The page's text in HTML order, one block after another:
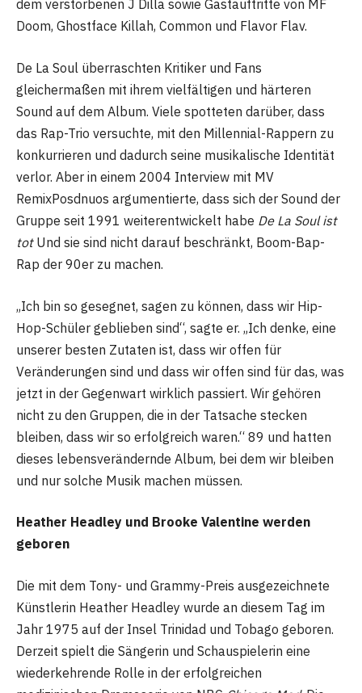
dem verstorbenen J Dilla sowie Gastauftritte von MF
Doom, Ghostface Killah, Common und Flavor Flav.
De La Soul überraschten Kritiker und Fans
gleichermaßen mit ihrem vielfältigen und härteren
Sound auf dem Album. Viele spotteten darüber, dass
das Rap-Trio versuchte, mit den Millennial-Rappern zu
konkurrieren und dadurch seine musikalische Identität
verlor. Aber in einem 2004 Interview mit MV
RemixPosdnuos argumentierte, dass sich der Sound der
Gruppe seit 1991 weiterentwickelt habe De La Soul ist
totUnd sie sind nicht darauf beschränkt, Boom-Bap-
Rap der 90er zu machen.
„Ich bin so gesegnet, sagen zu können, dass wir Hip-
Hop-Schüler geblieben sind“, sagte er. „Ich denke, eine
unserer besten Zutaten ist, dass wir offen für
Veränderungen sind und dass wir offen sind für das, was
jetzt in der Gegenwart wirklich passiert. Wir gehören
nicht zu den Gruppen, die in der Tatsache stecken
bleiben, dass wir so erfolgreich waren.“ 89 und hatten
dieses lebensverändernde Album, bei dem wir bleiben
und nur solche Musik machen müssen.
Heather Headley und Brooke Valentine werden
geboren
Die mit dem Tony- und Grammy-Preis ausgezeichnete
Künstlerin Heather Headley wurde an diesem Tag im
Jahr 1975 auf der Insel Trinidad und Tobago geboren.
Derzeit spielt die Sängerin und Schauspielerin eine
wiederkehrende Rolle in der erfolgreichen